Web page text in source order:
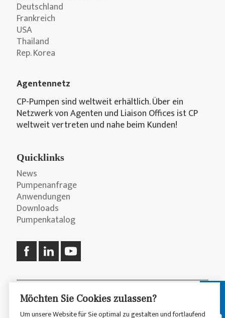
Deutschland
Frankreich
USA
Thailand
Rep. Korea
Agentennetz
CP-Pumpen sind weltweit erhältlich. Über ein
Netzwerk von Agenten und Liaison Offices ist CP
weltweit vertreten und nahe beim Kunden!
Quicklinks
News
Pumpenanfrage
Anwendungen
Downloads
Pumpenkatalog
© 2026 CP Pumpen AG
Datenschutzerklärung
Möchten Sie Cookies zulassen?
Um unsere Website für Sie optimal zu gestalten und fortlaufend